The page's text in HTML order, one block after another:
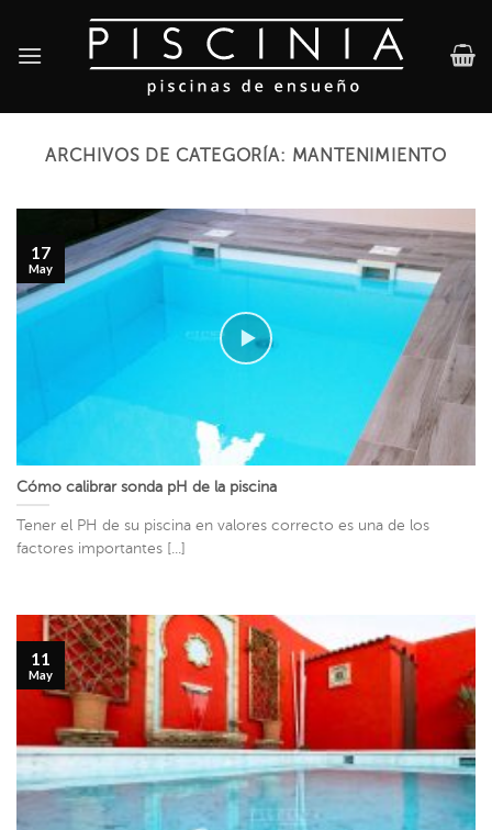
content
ARCHIVOS DE CATEGORÍA: MANTENIMIENTO
Cómo calibrar sonda pH de la piscina
Tener el PH de su piscina en valores correcto es una de los
factores importantes [...]
17
May
11
May